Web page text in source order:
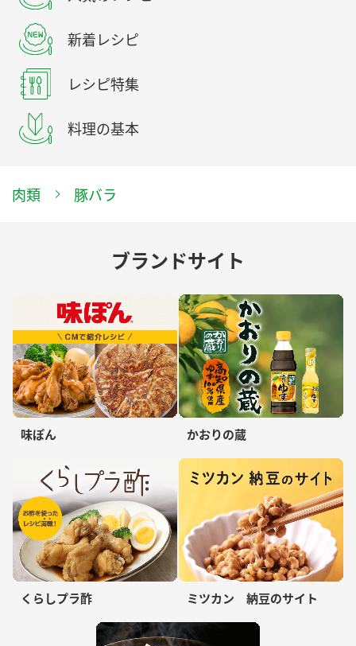
新着レシピ
レシピ特集
料理の基本
肉類 豚バラ
ブランドサイト
味ぽん かおりの蔵
くらしプラ酢 ミツカン 納豆のサイト